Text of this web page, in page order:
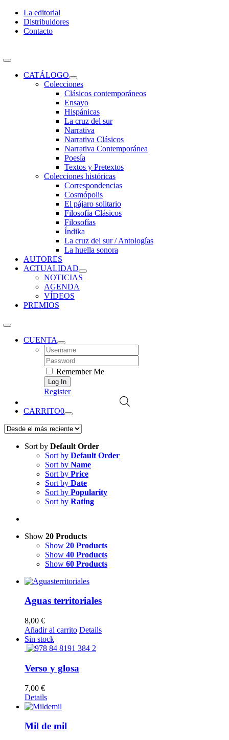
Skip
content
La editorial
Distribuidores
Contacto
Toggle
NavigationCATÁLOGO
Colecciones
Clásicos contemporáneos
Ensayo
Hispánicas
La cruz del sur
Narrativa
Narrativa Clásicos
Narrativa Contemporánea
Poesía
Textos y Pretextos
Colecciones históricas
Correspondencias
Cosmópolis
El pájaro solitario
Filosofía Clásicos
Filosofías
Índika
La cruz del sur / Antologías
La huella sonora
AUTORES
ACTUALIDAD
NOTICIAS
AGENDA
VÍDEOS
PREMIOS
CUENTA
Username:
Password:
Remember Me
Register
CARRITO0
Sort by Default Order
Sort by Default Order
Sort by Name
Sort by Price
Sort by Date
Sort by Popularity
Sort by Rating
Show 20 Products
Show 20 Products
Show 40 Products
Show 60 Products
Aguas territoriales
8,00 €
Añadir al carrito Details
Sin stock
Verso y glosa
7,00 €
Details
Mil de mil